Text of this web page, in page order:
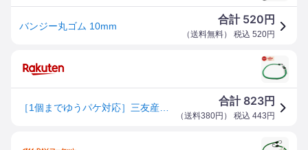
バンジー丸ゴム 10mm
合計 520 円
（送料無料） 税込 520円
合計 823円
（送料380円 ） 税込 443 円